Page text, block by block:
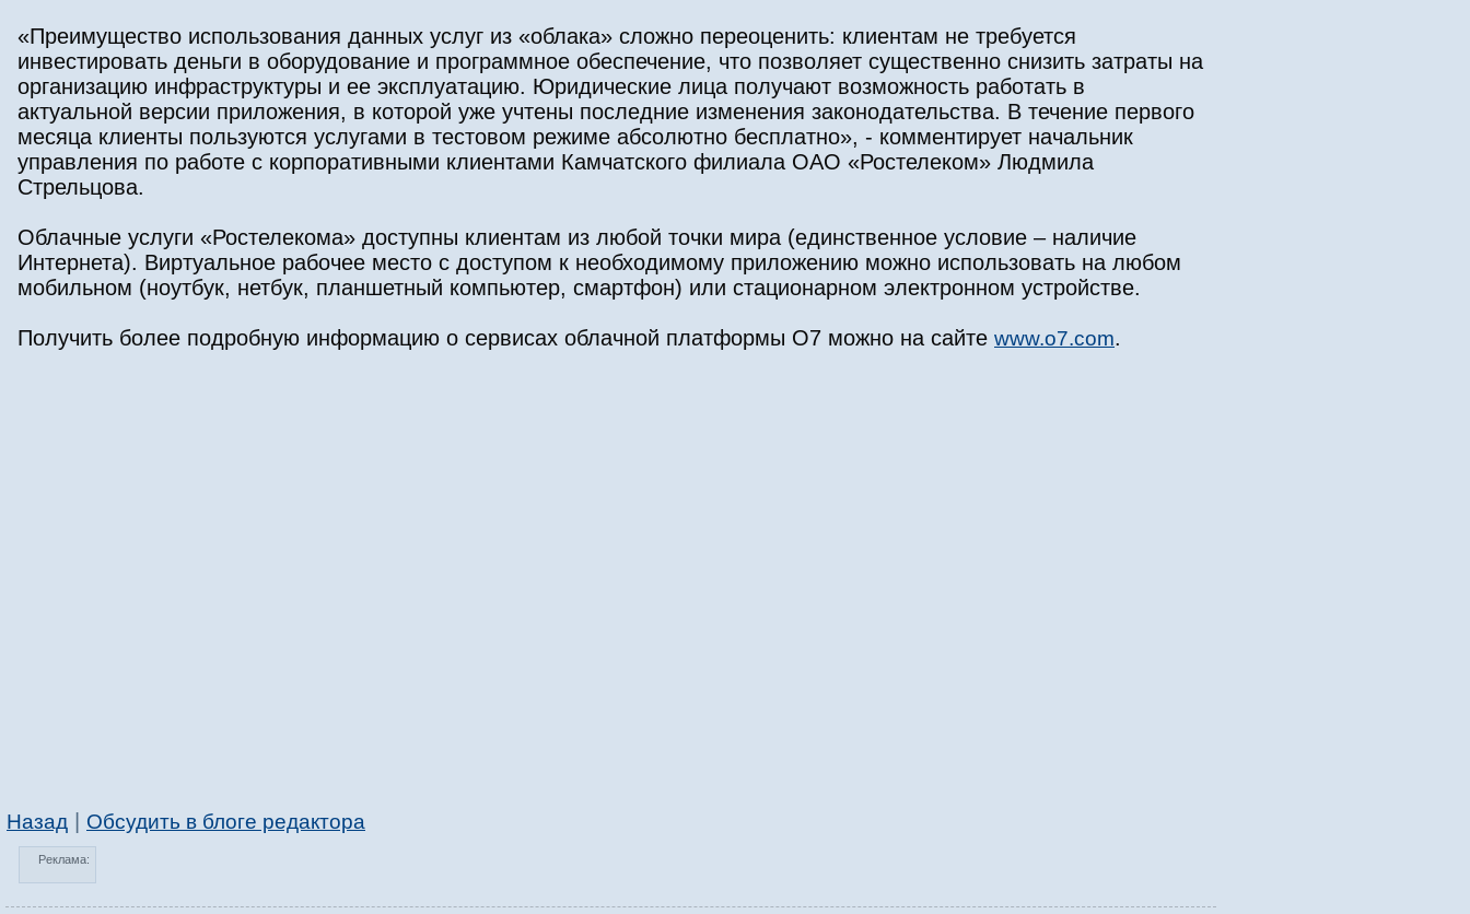
«Преимущество использования данных услуг из «облака» сложно переоценить: клиентам не требуется
инвестировать деньги в оборудование и программное обеспечение, что позволяет существенно снизить затраты на
организацию инфраструктуры и ее эксплуатацию. Юридические лица получают возможность работать в
актуальной версии приложения, в которой уже учтены последние изменения законодательства. В течение первого
месяца клиенты пользуются услугами в тестовом режиме абсолютно бесплатно», - комментирует начальник
управления по работе с корпоративными клиентами Камчатского филиала ОАО «Ростелеком» Людмила
Стрельцова.
Облачные услуги «Ростелекома» доступны клиентам из любой точки мира (единственное условие – наличие
Интернета). Виртуальное рабочее место с доступом к необходимому приложению можно использовать на любом
мобильном (ноутбук, нетбук, планшетный компьютер, смартфон) или стационарном электронном устройстве.
Получить более подробную информацию о сервисах облачной платформы O7 можно на сайте www.o7.com.
Назад Обсудить в блоге редактора
Реклама: